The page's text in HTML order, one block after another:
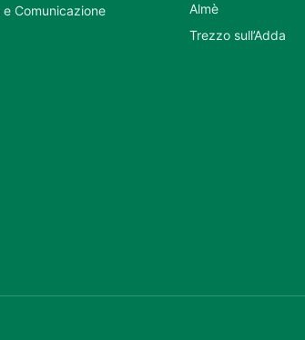
Comunicazione
Almè
Trezzo sull’Adda